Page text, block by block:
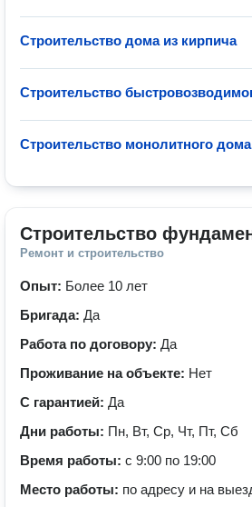
Строительство дома из кирпича
Строительство
Строительство монолитного дома
Строительство
Ремонт и строительство
Опыт: Более 10 лет
Бригада: Да
Работа по договору: Да
Проживание на объекте: Нет
С гарантией: Да
Дни работы: Пн, Вт, Ср, Чт, Пт, Сб
Время работы: с 9:00 по 19:00
Место работы: по адресу и на